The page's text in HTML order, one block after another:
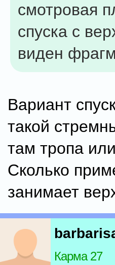
смотровая
спуска с
виден
Вариант
такой
там тропа
Сколько
занимает
Карма 27